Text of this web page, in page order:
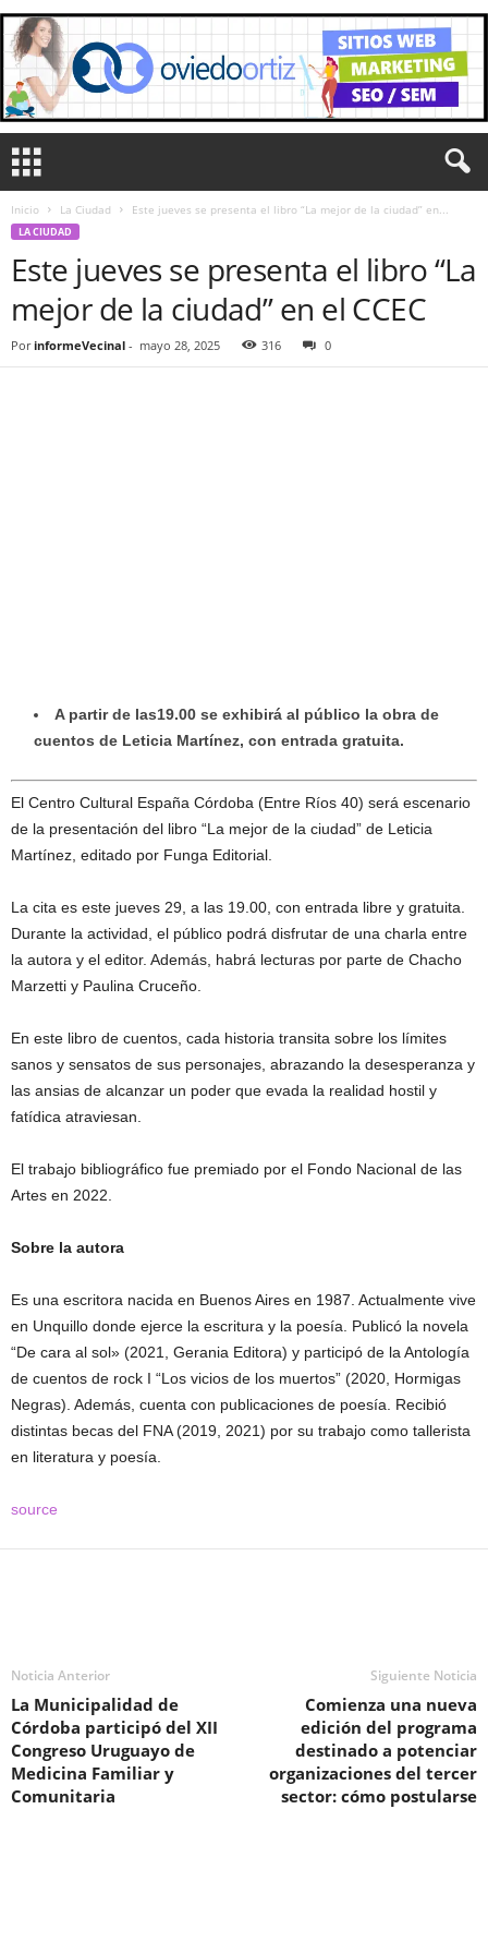
Inicio La Ciudad Este jueves se presenta el libro “La mejor de la ciudad” en...
LA CIUDAD
Este jueves se presenta el libro “La
mejor de la ciudad” en el CCEC
Por informeVecinal - mayo 28, 2025 316 0
A partir de las19.00 se exhibirá al público la obra de
cuentos de Leticia Martínez, con entrada gratuita.
El Centro Cultural España Córdoba (Entre Ríos 40) será escenario
de la presentación del libro “La mejor de la ciudad” de Leticia
Martínez, editado por Funga Editorial.
La cita es este jueves 29, a las 19.00, con entrada libre y gratuita.
Durante la actividad, el público podrá disfrutar de una charla entre
la autora y el editor. Además, habrá lecturas por parte de Chacho
Marzetti y Paulina Cruceño.
En este libro de cuentos, cada historia transita sobre los límites
sanos y sensatos de sus personajes, abrazando la desesperanza y
las ansias de alcanzar un poder que evada la realidad hostil y
fatídica atraviesan.
El trabajo bibliográfico fue premiado por el Fondo Nacional de las
Artes en 2022.
Sobre la autora
Es una escritora nacida en Buenos Aires en 1987. Actualmente vive
en Unquillo donde ejerce la escritura y la poesía. Publicó la novela
“De cara al sol» (2021, Gerania Editora) y participó de la Antología
de cuentos de rock I “Los vicios de los muertos” (2020, Hormigas
Negras). Además, cuenta con publicaciones de poesía. Recibió
distintas becas del FNA (2019, 2021) por su trabajo como tallerista
en literatura y poesía.
source
Noticia Anterior
La Municipalidad de
Córdoba participó del XII
Congreso Uruguayo de
Medicina Familiar y
Comunitaria
Siguiente Noticia
Comienza una nueva
edición del programa
destinado a potenciar
organizaciones del tercer
sector: cómo postularse